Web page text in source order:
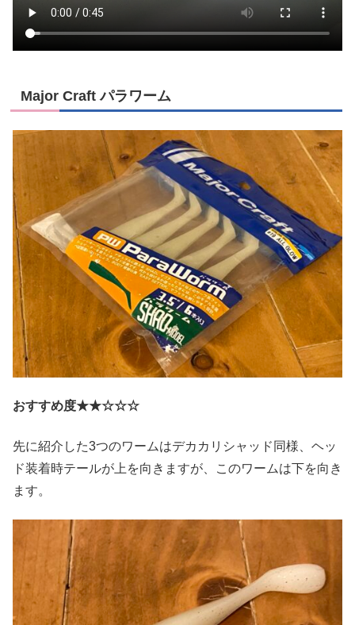
Major Craft パラワーム
おすすめ度★★☆☆☆
先に紹介した3つのワームはデカカリシャッド同様、ヘッ
ド装着時テールが上を向きますが、このワームは下を向き
ます。